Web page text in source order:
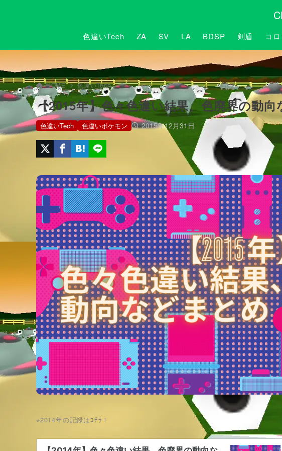
色違いTech ZA SV LA BDSP 剣盾 コ
HOME 色違いTech
【2015年】色々色違い結果、色廃界の動
2015年12月31日
色違いTech 色違いポケモン
※2014年の記録はｺﾁﾗ！